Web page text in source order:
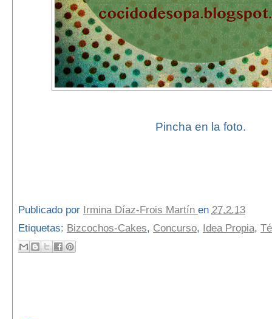
Pincha en la foto.
Publicado por Irmina Díaz-Frois Martín en 27.2.13
Etiquetas: Bizcochos-Cakes, Concurso, Idea Propia,